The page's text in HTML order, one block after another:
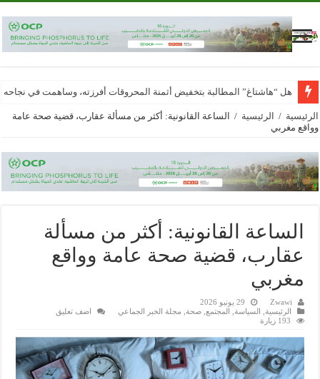
هل “هاشتاغ” المطالبة بتخفيض أثمنة المحروقات أفرزته، وساهمت في
الرئيسية / الرئيسية /
الساعة القانونية: أكثر من مسألة عقارب، قضية صحة عامة
وواقع مغربي
الساعة القانونية: أكثر من مسألة
عقارب، قضية صحة عامة وواقع
مغربي
Zwawi
29 يونيو 2026
الرئيسية
السياسة المجتمع ,صحة مجلة الخبر الجماعي
اضف تعليق
193 زيارة